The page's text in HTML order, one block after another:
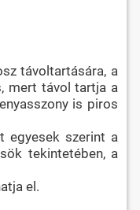
távoltartására, a
mert távol tartja a
is piros
egyesek szerint a
tekintetében, a
el.